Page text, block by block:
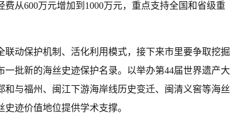
从600万元增加到1000万元，重点支持全国和省级重
联动保护机制、活化利用模式，接下来市里要争取挖掘
批新的海丝史迹保护名录。以举办第44届世界遗产大
与福州、闽江下游海岸线历史变迁、闽清义窖等海丝
迹价值地位提供学术支撑。